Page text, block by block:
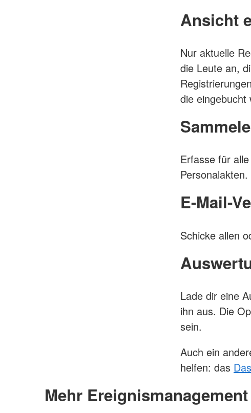
Ansicht
Nur aktuelle
die Leute an,
die eingebucht
Erfasse für
Personalakten.
E-Mail-
Schicke allen
Lade dir eine
ihn aus. Die
sein.
Auch ein
helfen: das
Mehr